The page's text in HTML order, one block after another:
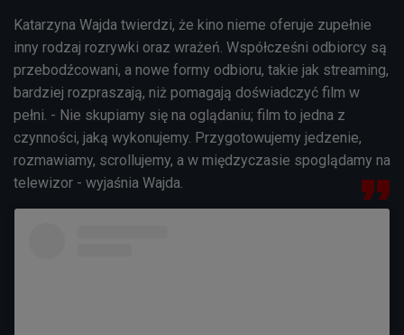
Katarzyna Wajda twierdzi, że kino nieme oferuje zupełnie
inny rodzaj rozrywki oraz wrażeń. Współcześni odbiorcy są
przebodźcowani, a nowe formy odbioru, takie jak streaming,
bardziej rozpraszają, niż pomagają doświadczyć film w
pełni. - Nie skupiamy się na oglądaniu; film to jedna z
czynności, jaką wykonujemy. Przygotowujemy jedzenie,
rozmawiamy, scrollujemy, a w międzyczasie spoglądamy na
telewizor - wyjaśnia Wajda.